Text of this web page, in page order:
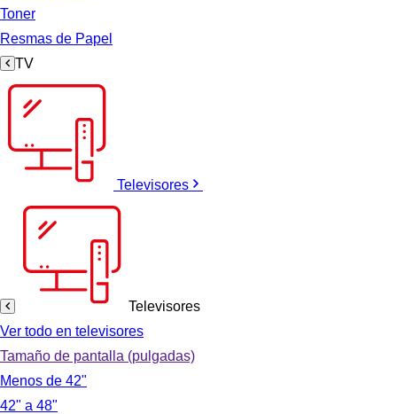
Toner
Resmas de Papel
TV
Televisores
Televisores
Ver todo en televisores
Tamaño de pantalla (pulgadas)
Menos de 42"
42" a 48"